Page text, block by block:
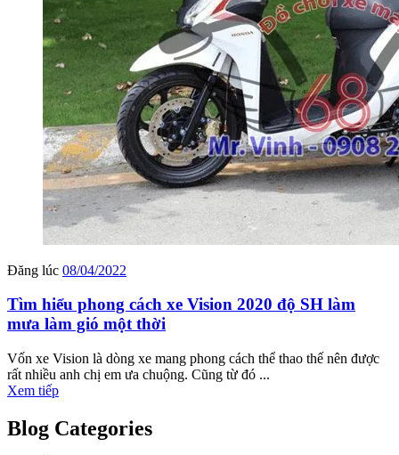
Đăng lúc 08/04/2022
Tìm hiểu phong cách xe Vision 2020 độ SH làm
mưa làm gió một thời
Vốn xe Vision là dòng xe mang phong cách thể thao thế nên được
rất nhiều anh chị em ưa chuộng. Cũng từ đó ...
Xem tiếp
Blog Categories